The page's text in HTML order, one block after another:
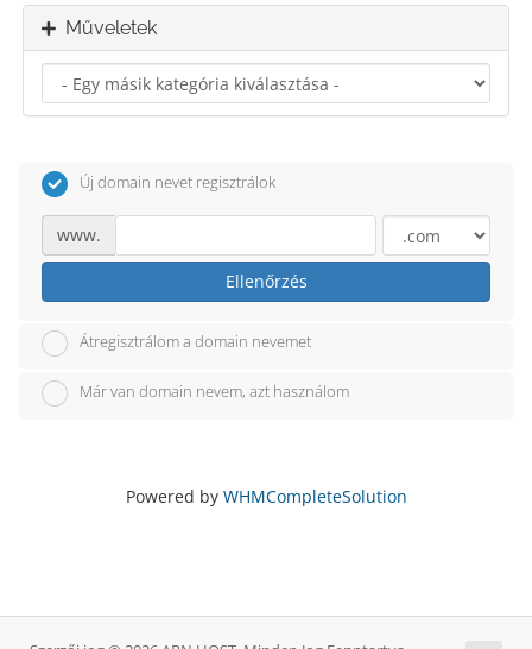
Műveletek
Új domain nevet regisztrálok
www.
Ellenőrzés
Átregisztrálom a domain nevemet
Már van domain nevem, azt használom
Powered by WHMCompleteSolution